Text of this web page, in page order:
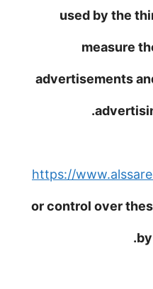
used by the
measure
advertisements
https://
or control over